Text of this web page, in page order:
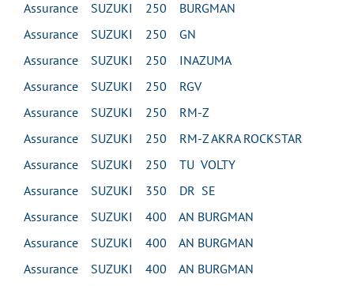
Assurance SUZUKI 250 BURGMAN
Assurance SUZUKI 250 GN
Assurance SUZUKI 250 INAZUMA
Assurance SUZUKI 250 RGV
Assurance SUZUKI 250 RM-Z
Assurance SUZUKI 250 RM-Z AKRA ROCKSTAR
Assurance SUZUKI 250 TU VOLTY
Assurance SUZUKI 350 DR SE
Assurance SUZUKI 400 AN BURGMAN
Assurance SUZUKI 400 AN BURGMAN
Assurance SUZUKI 400 AN BURGMAN